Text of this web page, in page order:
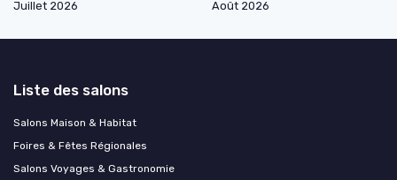
Juillet 2026
Août 2026
Liste des salons
Salons Maison & Habitat
Foires & Fêtes Régionales
Salons Voyages & Gastronomie